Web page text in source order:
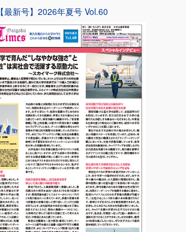
【最新号】2026年夏号 Vol.60